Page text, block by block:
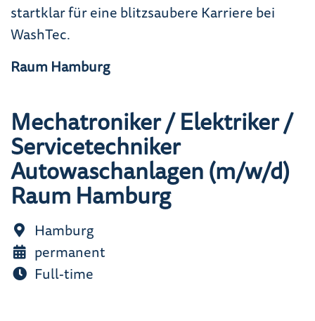
Mechatroniker / Elektriker /
Servicetechniker
Autowaschanlagen (m/w/d)
Raum Hamburg
Hamburg
permanent
Full-time
startklar für eine blitzsaubere Karriere bei
WashTec.
Raum Hamburg